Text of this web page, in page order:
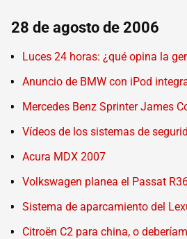
28 de agosto de 2006
Luces 24 horas: ¿qué opina la
Anuncio de BMW con iPod
Mercedes Benz Sprinter James
Vídeos de los sistemas de
Acura MDX 2007
Volkswagen planea el Passat
Sistema de aparcamiento del
Citroën C2 para china, o